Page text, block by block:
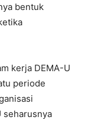
bentuk
kerja DEMA-U
periode
seharusnya